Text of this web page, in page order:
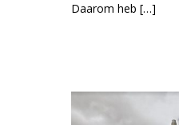
Daarom heb […]